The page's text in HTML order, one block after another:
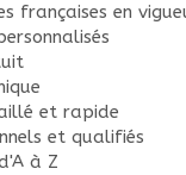
françaises en
et rapide
et qualifiés
à Z